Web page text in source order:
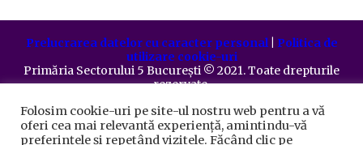
Prelucrarea datelor cu caracter personal| Politica de
utilizare cookie-uri
Primăria Sectorului 5 București ©️ 2021. Toate drepturile
rezervate.
Folosim cookie-uri pe site-ul nostru web pentru a vă
oferi cea mai relevantă experiență, amintindu-vă
preferințele și repetând vizitele. Făcând clic pe